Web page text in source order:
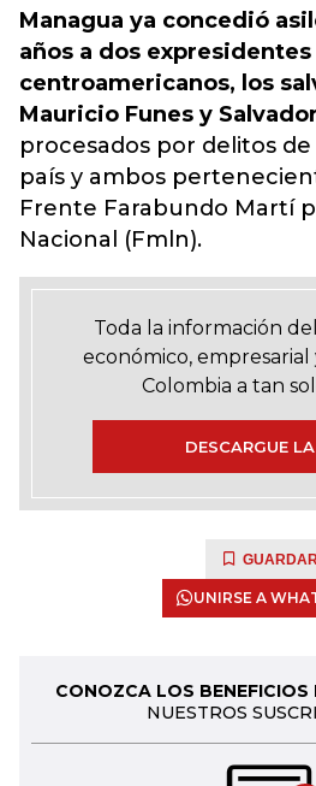
Managua ya concedió
años a dos expresidentes
centroamericanos, los
Mauricio Funes y
procesados por delitos
país y ambos
Frente Farabundo Martí
Nacional (Fmln).
Toda la información
económico,
Colombia a tan
DESCARGUE
UNIRSE A
CONOZCA LOS BENEFICIOS
NUESTROS